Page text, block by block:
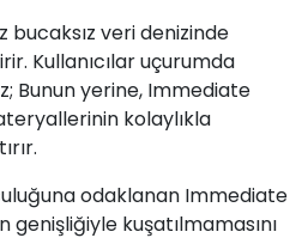
bucaksız veri denizinde
Kullanıcılar uçurumda
Bunun yerine, Immediate
kolaylıkla
odaklanan Immediate
kuşatılmamasını